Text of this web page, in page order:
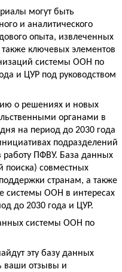
могут быть
и аналитического
опыта, извлеченных
ключевых элементов
системы ООН по
и ЦУР под руководством
о решениях и новых
органами в
на период до 2030 года
подразделений
ПФВУ. База данных
поиска) совместных
странам, а также
системы ООН в интересах
до 2030 года и ЦУР.
системы ООН по
эту базу данных
ваши отзывы и